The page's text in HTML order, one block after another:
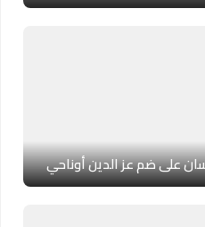
على ضم عز الدين أوناحي